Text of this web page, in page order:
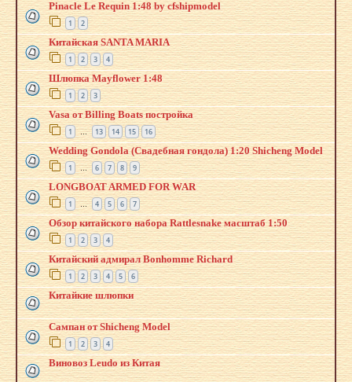
Pinacle Le Requin 1:48 by cfshipmodel
1 2
Китайская SANTA MARIA
1 2 3 4
Шлюпка Mayflower 1:48
1 2 3
Vasa от Billing Boats постройка
1 … 13 14 15 16
Wedding Gondola (Свадебная гондола) 1:20 Shicheng Model
1 … 6 7 8 9
LONGBOAT ARMED FOR WAR
1 … 4 5 6 7
Обзор китайского набора Rattlesnake масштаб 1:50
1 2 3 4
Китайский адмирал Bonhomme Richard
1 2 3 4 5 6
Китайкие шлюпки
Сампан от Shicheng Model
1 2 3 4
Виновоз Leudo из Китая